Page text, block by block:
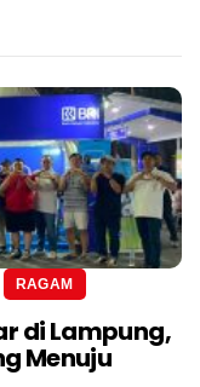
RAGAM
di Lampung,
Menuju